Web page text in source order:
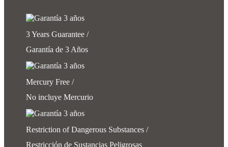
3 Years Guarantee /
Garantía de 3 Años
Mercury Free /
No incluye Mercurio
Restriction of Dangerous Substances /
Restricción de Sustancias Peligrosas